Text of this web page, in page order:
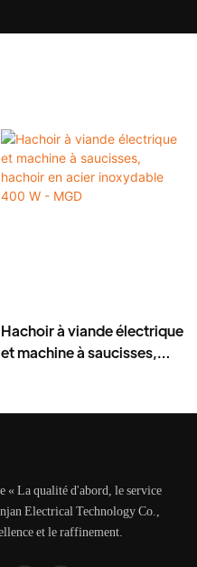
Hachoir à viande électrique
et machine à saucisses,
« La qualité d'abord, le service
Electrical Technology Co.,
et le raffinement.